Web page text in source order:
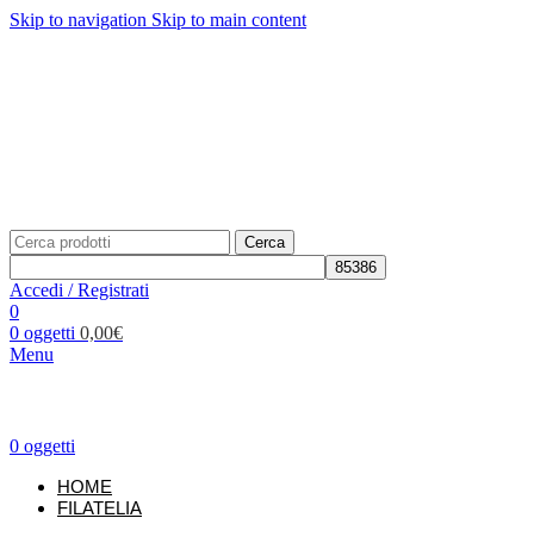
Skip to navigation Skip to main content
Cerca
Accedi / Registrati
0
0 oggetti 0,00€
Menu
0 oggetti
HOME
FILATELIA